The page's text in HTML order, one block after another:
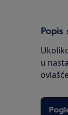
Popis
u